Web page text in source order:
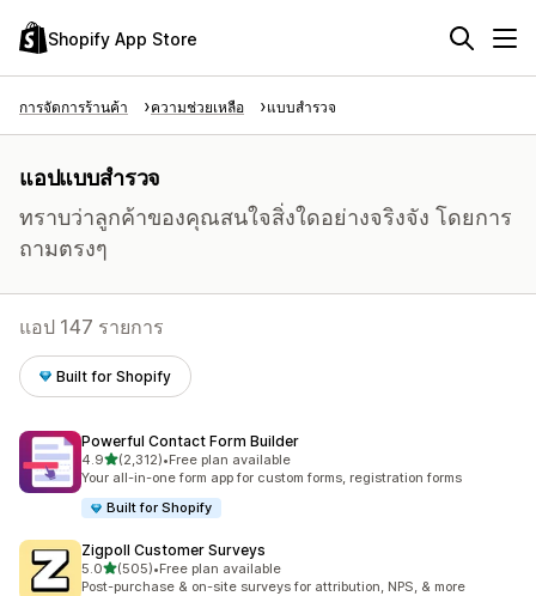
Shopify App Store
การจัดการร้านค้า ความช่วยเหลือ แบบสำรวจ
แอปแบบสำรวจ
ทราบว่าลูกค้าของคุณสนใจสิ่งใดอย่างจริงจัง โดยการ
ถามตรงๆ
แอป 147 รายการ
Built for Shopify
Powerful Contact Form Builder
4.9เต็ม 5 ดาว
(2,312)
ทั้งหมด 2312 รีวิว
•Free plan available
Your all-in-one form app for custom forms, registration forms
Built for Shopify
Zigpoll Customer Surveys
5.0เต็ม 5 ดาว
(505)
ทั้งหมด 505 รีวิว
•Free plan available
Post-purchase & on-site surveys for attribution, NPS, & more